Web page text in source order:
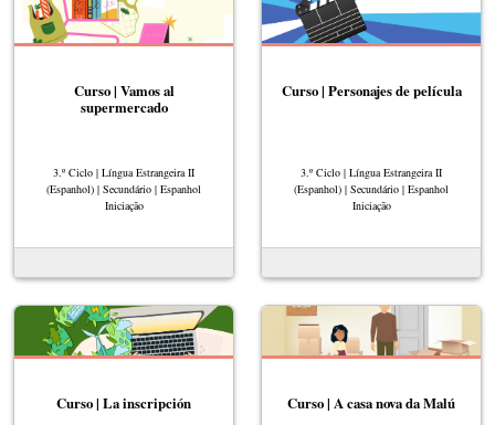
Curso | Vamos al
supermercado
3.º Ciclo | Língua Estrangeira II
(Espanhol) | Secundário | Espanhol
Iniciação
Curso | Personajes de película
3.º Ciclo | Língua Estrangeira II
(Espanhol) | Secundário | Espanhol
Iniciação
Curso | La inscripción Curso | A casa nova da Malú